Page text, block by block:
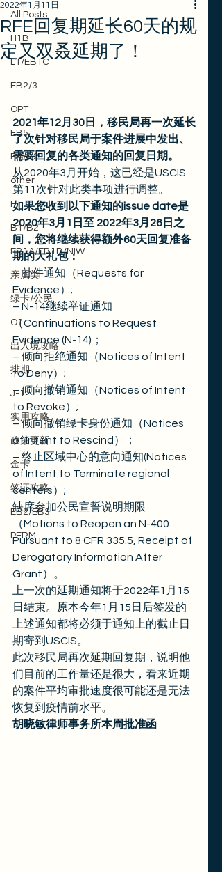
All Posts
H1B
L1/EB1C
EB2/3
OPT
EB5
B1/B2
other
F1
B1/B2
EB1A/EB1B/NIW
亲属类
绿卡/公民
O1
出入境攻略
排期
J-1
实用攻略
政策更新
金卡
签证攻略
EB2/EB3
PERM
RFE回复期延长60天的规
定又双叒延期了！
2022年1月11日
2021年12月30日，移民局再一次延长
了次针对移民局于案件进展中发出、
需要回复的各类通知的回复日期。
从2020年3月开始，这已经是USCIS
第11次针对此类事项进行调整。
如果您收到以下通知的issue date是
2020年3月1日至 2022年3月26日之
间，您将继续获得额外60天回复准备
期的大礼包：
– 补件通知（Requests for
Evidence）;
– N-14继续举证通知
（Continuations to Request
Evidence (N-14)；
– 倾向拒绝通知（Notices of Intent
to Deny）;
– 倾向撤销通知（Notices of Intent
to Revoke）;
– 倾向撤销绿卡身份通知（Notices
of Intent to Rescind）；
– 终止区域中心的意向通知(Notices
of Intent to Terminate regional
centers）;
缺席参加公民宣誓说明期限
（Motions to Reopen an N-400
Pursuant to 8 CFR 335.5, Receipt of
Derogatory Information After
Grant）。
上一次的延期通知将于2022年1月15
日结束。原本今年1月15日后签发的
上述通知都将必须于通知上的截止日
期寄到USCIS。
此次移民局再次延期回复期，说明他
们目前的工作量还是很大，看来近期
的案件平均审批速度很可能还是无法
恢复到疫情前水平。
胡晓敏律师事务所本周批准函